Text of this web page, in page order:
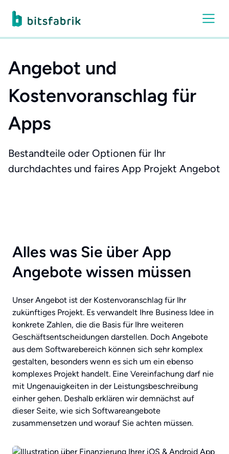
Angebot und
Kostenvoranschlag für
Apps
Bestandteile oder Optionen für Ihr
durchdachtes und faires App Projekt Angebot
Alles was Sie über App
Angebote wissen müssen
Unser Angebot ist der Kostenvoranschlag für Ihr
zukünftiges Projekt. Es verwandelt Ihre Business Idee in
konkrete Zahlen, die die Basis für Ihre weiteren
Geschäftsentscheidungen darstellen. Doch Angebote
aus dem Softwarebereich können sich sehr komplex
gestalten, besonders wenn es sich um ein ebenso
komplexes Projekt handelt. Eine Vereinfachung darf nie
mit Ungenauigkeiten in der Leistungsbeschreibung
einher gehen. Deshalb erklären wir demnächst auf
dieser Seite, wie sich Softwareangebote
zusammensetzen und worauf Sie achten müssen.